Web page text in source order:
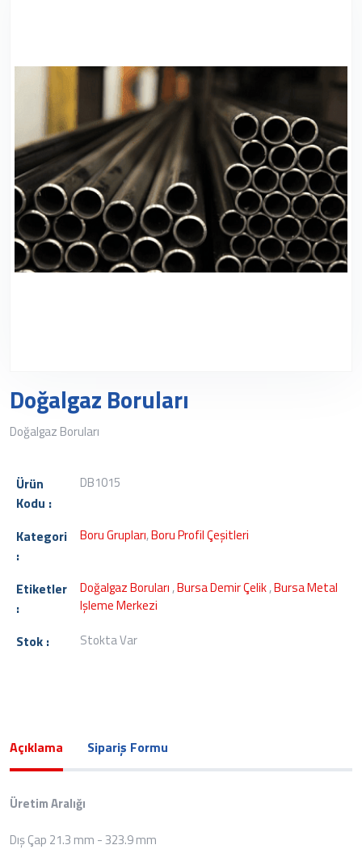
Doğalgaz Boruları
Doğalgaz Boruları
Ürün
Kodu :
DB1015
Kategori
:
Boru Grupları,Boru Profil Çeşitleri
Etiketler
:
Doğalgaz Boruları,Bursa Demir Çelik,Bursa Metal
Işleme Merkezi
Stok : Stokta Var
Açıklama Sipariş Formu
Üretim Aralığı
Dış Çap 21.3 mm - 323.9 mm